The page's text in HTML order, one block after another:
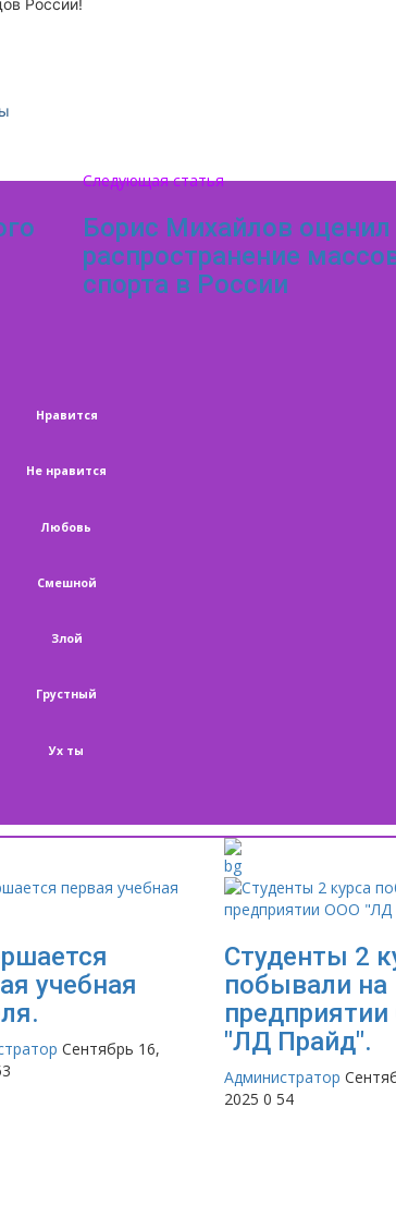
Следующая статья
Борис Михайлов оценил
распространение
спорта в России
Нравится
Не нравится
Любовь
Смешной
Злой
Грустный
Ух ты
учебная
Сентябрь 16,
Студенты 2
побывали на
"ЛД Прайд".
Администратор
2025 0 54